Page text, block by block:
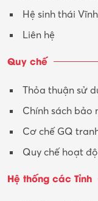
Hệ sinh thái
Liên hệ
Quy chế
Thỏa thuận sử
Chính sách bảo
Cơ chế GQ
Quy chế hoạt
Hệ thống các Tỉnh